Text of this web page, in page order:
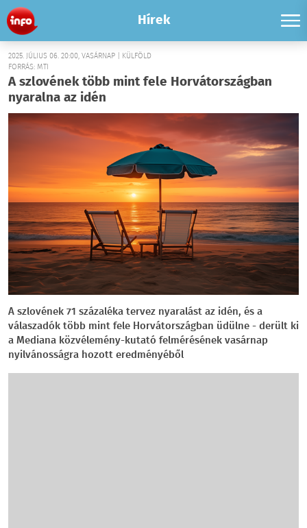
Hírek
2025. JÚLIUS 06. 20:00, VASÁRNAP | KÜLFÖLD
FORRÁS: MTI
A szlovének több mint fele Horvátországban
nyaralna az idén
A szlovének 71 százaléka tervez nyaralást az idén, és a
válaszadók több mint fele Horvátországban üdülne - derült ki
a Mediana közvélemény-kutató felmérésének vasárnap
nyilvánosságra hozott eredményéből